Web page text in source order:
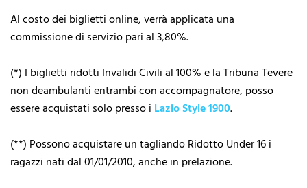
Al costo dei biglietti online, verrà applicata una
commissione di servizio pari al 3,80%.
(*) I biglietti ridotti Invalidi Civili al 100% e la Tribuna Tevere
non deambulanti entrambi con accompagnatore, posso
essere acquistati solo presso i Lazio Style 1900.
(**) Possono acquistare un tagliando Ridotto Under 16 i
ragazzi nati dal 01/01/2010, anche in prelazione.